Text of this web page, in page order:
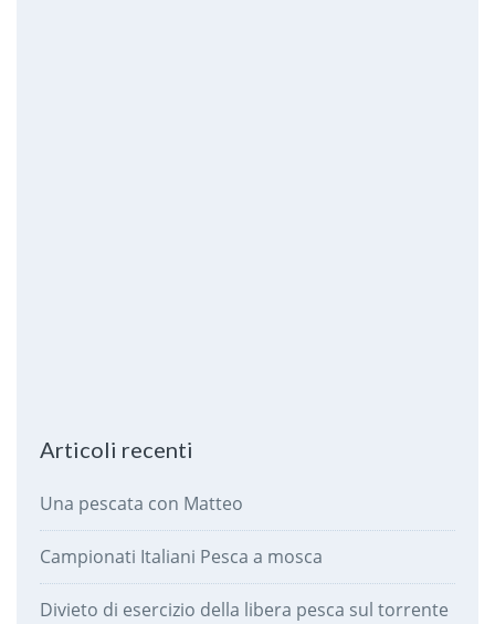
Articoli recenti
Una pescata con Matteo
Campionati Italiani Pesca a mosca
Divieto di esercizio della libera pesca sul torrente